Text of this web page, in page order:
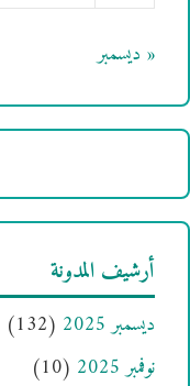
« ديسمبر
أرشيف المدونة
ديسمبر 2025
(132)
نوفمبر 2025
(10)